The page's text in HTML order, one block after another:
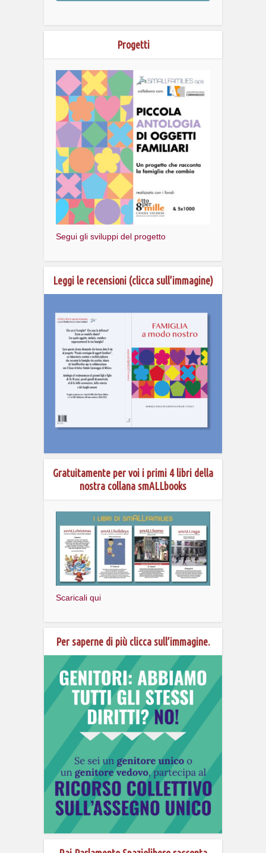
Progetti
Segui gli sviluppi del progetto
Leggi le recensioni (clicca sull’immagine)
Gratuitamente per voi i primi 4 libri della
nostra collana smALLbooks
Scaricali qui
Per saperne di più clicca sull’immagine.